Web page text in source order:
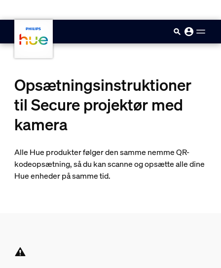
Opsætningsinstruktioner
til Secure projektør med
kamera
Alle Hue produkter følger den samme nemme QR-
kodeopsætning, så du kan scanne og opsætte alle dine
Hue enheder på samme tid.